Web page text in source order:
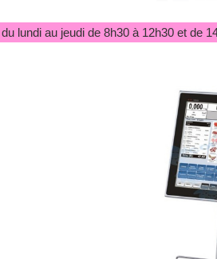
lundi au jeudi de 8h30 à 12h30 et de